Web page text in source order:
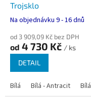
Trojsklo
Na objednávku 9 - 16 dnů
od 3 909,09 Kč bez DPH
od 4 730 Kč / ks
DETAIL
Bílá Bílá - Antracit